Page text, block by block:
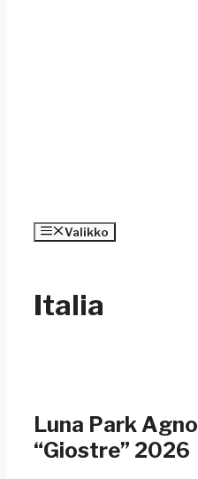
Valikko
Italia
Luna Park Agno
“Giostre” 2026